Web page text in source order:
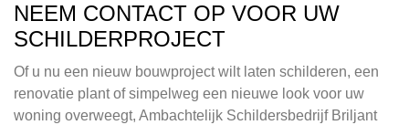
NEEM CONTACT OP VOOR UW
SCHILDERPROJECT
Of u nu een nieuw bouwproject wilt laten schilderen, een
renovatie plant of simpelweg een nieuwe look voor uw
woning overweegt, Ambachtelijk Schildersbedrijf Briljant